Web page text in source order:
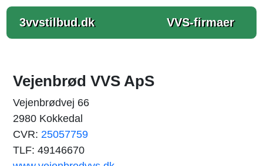
3vvstilbud.dk VVS-firmaer
Vejenbrød VVS ApS
Vejenbrødvej 66
2980 Kokkedal
CVR: 25057759
TLF: 49146670